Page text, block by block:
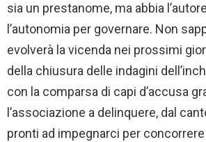
sia un prestanome, ma abbia
l’autonomia per governare. Non
evolverà la vicenda nei prossimi
della chiusura delle indagini
con la comparsa di capi d’accusa
l’associazione a delinquere, dal
pronti ad impegnarci per concorrere